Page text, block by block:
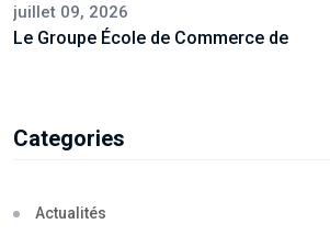
juillet 09, 2026
Le Groupe École de Commerce de
Categories
Actualités